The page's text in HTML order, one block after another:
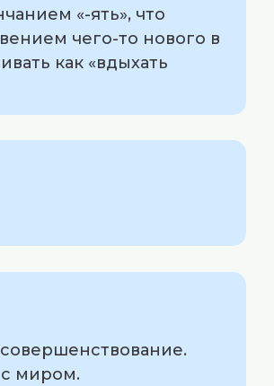
«-ять», что
чего-то нового в
как «вдыхать
с миром.